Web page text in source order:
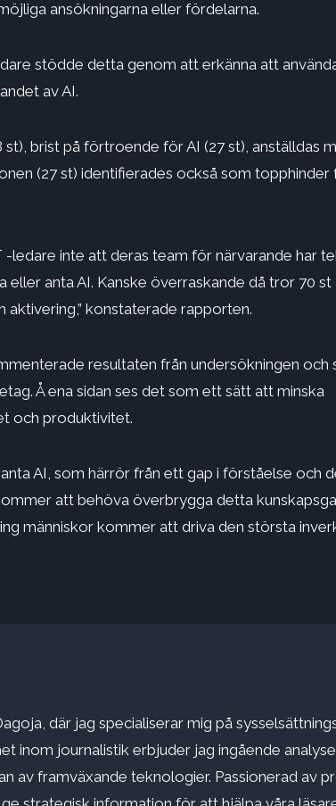
ansökningarna eller fördelarna.
stödde detta genom att erkänna att
av AI.
st), brist på förtroende för AI (27 st), anställdas
(27 st) identifierades också som topphinder
ledare inte att deras team för närvarande har
anta AI. Kanske överraskande då tror 70 st
konstaterade rapporten.
resultaten från undersökningen och
Å ena sidan ses det som ett sätt att minska
och produktivitet.
AI, som härrör från ett gap i förståelse och
att behöva överbrygga detta
människor kommer att driva den största
där jag specialiserar mig på
inom journalistik erbjuder jag ingående
av framväxande teknologier. Passionerad av